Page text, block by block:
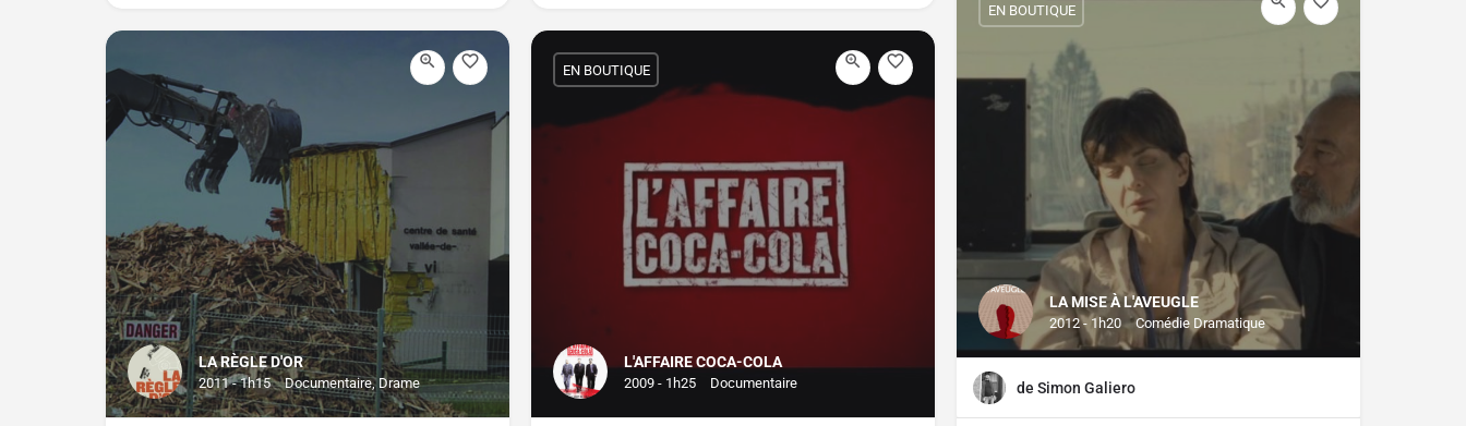
LA MISE À L'AVEUGLE
2012 - 1h20 Comédie Dramatique
EN BOUTIQUE
de Simon Galiero
LA RÈGLE D'OR
2011 - 1h15 Documentaire, Drame
L'AFFAIRE COCA-COLA
2009 - 1h25 Documentaire
EN BOUTIQUE